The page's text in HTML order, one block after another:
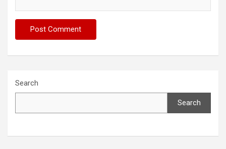
Search
Search